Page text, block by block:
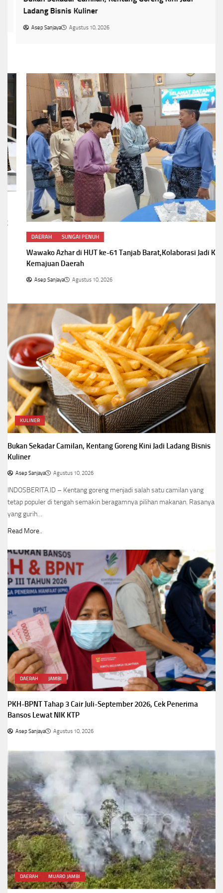
Ladang Bisnis Kuliner
Asep Sanjaya Agustus 10, 2026
DAERAH SUNGAI PENUH
Wawako Azhar di HUT ke-61 Tanjab Barat,Kolaborasi Jadi Kunci
Kemajuan Daerah
Asep Sanjaya Agustus 10, 2026
KULINER
Bukan Sekadar Camilan, Kentang Goreng Kini Jadi Ladang Bisnis
Kuliner
Asep Sanjaya Agustus 10, 2026
INDOSBERITA.ID – Kentang goreng menjadi salah satu camilan yang
tetap populer di tengah semakin beragamnya pilihan makanan. Rasanya
yang gurih…
Read More..
DAERAH JAMBI
PKH-BPNT Tahap 3 Cair Juli-September 2026, Cek Penerima
Bansos Lewat NIK KTP
Asep Sanjaya Agustus 10, 2026
DAERAH MUARO JAMBI